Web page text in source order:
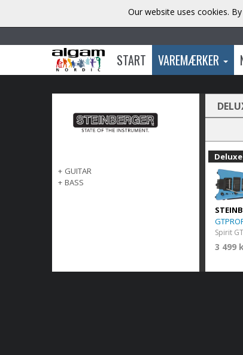
START VAREMÆRKER
+ GUITAR
+ BASS
Deluxe
3 499
Our website uses cookies.